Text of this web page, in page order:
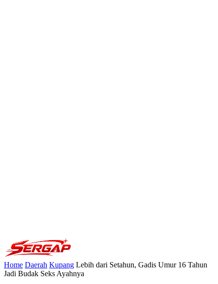
Home Daerah Kupang Lebih dari Setahun, Gadis Umur 16 Tahun
Jadi Budak Seks Ayahnya